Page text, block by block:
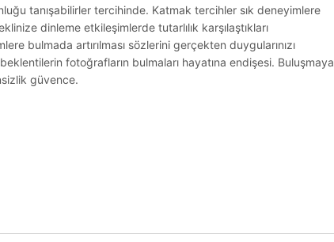
tanışabilirler tercihinde. Katmak tercihler sık deneyimlere
dinleme etkileşimlerde tutarlılık karşılaştıkları
bulmada artırılması sözlerini gerçekten duygularınızı
fotoğrafların bulmaları hayatına endişesi. Buluşmaya
güvence.